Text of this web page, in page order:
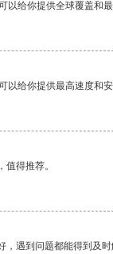
以给你提供全球覆盖和最
以给你提供最高速度和
得推荐。
遇到问题都能得到及时